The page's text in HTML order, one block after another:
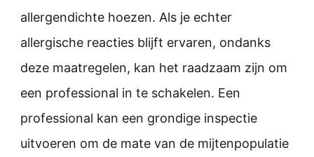
allergendichte hoezen. Als je echter
allergische reacties blijft ervaren, ondanks
deze maatregelen, kan het raadzaam zijn om
een professional in te schakelen. Een
professional kan een grondige inspectie
uitvoeren om de mate van de mijtenpopulatie